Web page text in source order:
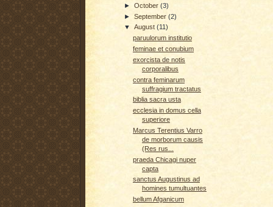
►October(3)
►September(2)
▼August(11)
paruulorum institutio
feminae et conubium
exorcista de notis
corporalibus
contra feminarum
suffragium tractatus
biblia sacra usta
ecclesia in domus cella
superiore
Marcus Terentius Varro
de morborum causis
(Res rus...
praeda Chicagi nuper
capta
sanctus Augustinus ad
homines tumultuantes
bellum Afganicum